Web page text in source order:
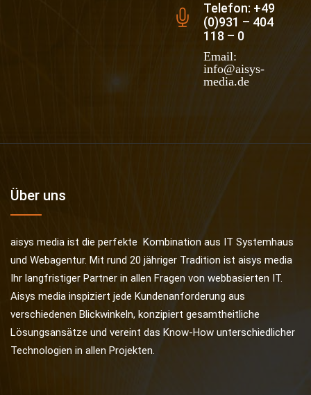
Telefon: +49
(0)931 – 404
118 – 0
Email:
info@aisys-
media.de
Über uns
aisys media ist die perfekte Kombination aus IT Systemhaus
und Webagentur. Mit rund 20 jähriger Tradition ist aisys media
Ihr langfristiger Partner in allen Fragen von webbasierten IT.
Aisys media inspiziert jede Kundenanforderung aus
verschiedenen Blickwinkeln, konzipiert gesamtheitliche
Lösungsansätze und vereint das Know-How unterschiedlicher
Technologien in allen Projekten.